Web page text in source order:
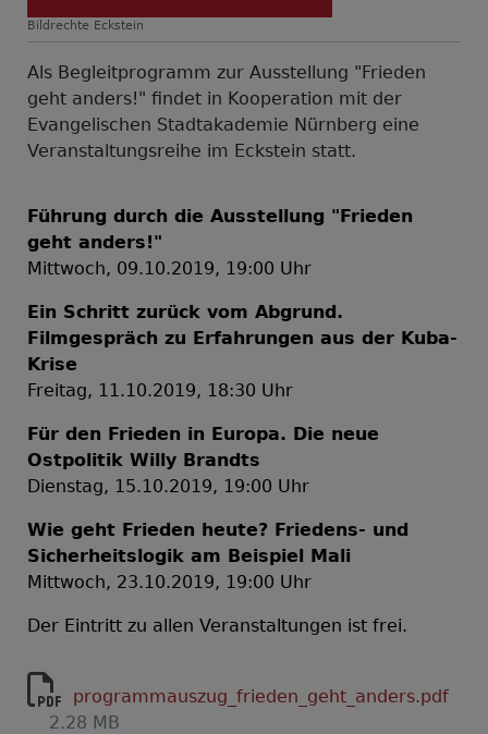
Bildrechte Eckstein
Als Begleitprogramm zur Ausstellung "Frieden
geht anders!" findet in Kooperation mit der
Evangelischen Stadtakademie Nürnberg eine
Veranstaltungsreihe im Eckstein statt.
Führung durch die Ausstellung "Frieden
geht anders!"
Mittwoch, 09.10.2019, 19:00 Uhr
Ein Schritt zurück vom Abgrund.
Filmgespräch zu Erfahrungen aus der Kuba-
Krise
Freitag, 11.10.2019, 18:30 Uhr
Für den Frieden in Europa. Die neue
Ostpolitik Willy Brandts
Dienstag, 15.10.2019, 19:00 Uhr
Wie geht Frieden heute? Friedens- und
Sicherheitslogik am Beispiel Mali
Mittwoch, 23.10.2019, 19:00 Uhr
Der Eintritt zu allen Veranstaltungen ist frei.
programmauszug_frieden_geht_anders.pdf
2.28 MB